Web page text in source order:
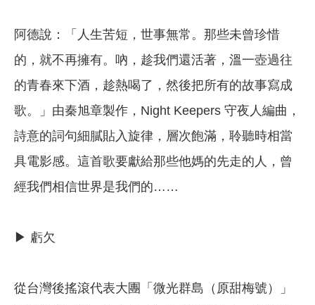
阿德說：「人生苦短，世事無常。那些未曾珍惜
的，就不再擁有。吶，趁我們還活著，溫一壺過往
的青春來下酒，趁熱喝了，然後把所有的故事寫成
歌。」由秦旭章製作，Night Keepers 守夜人編曲，
詩意的詞句細膩貼入旋律，層次飽滿，聆聽時相當
具電影感。這首歌要獻給那些他媽的先走的人，曾
經我們相信世界是我們的……
▶ 虧欠
從台灣後搖滾代表大團「微光群島（原甜梅號）」